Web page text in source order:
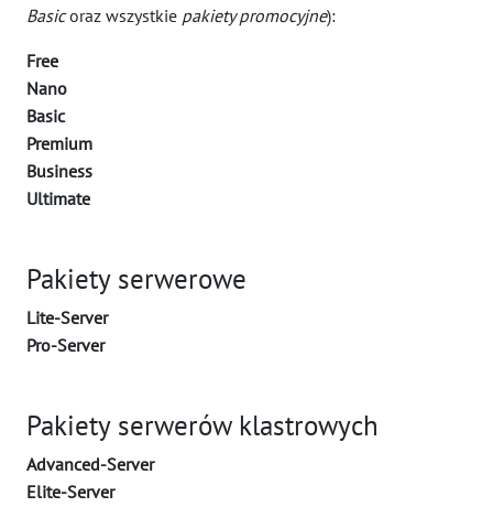
Basicoraz wszystkie pakiety promocyjne):
Free
Nano
Basic
Premium
Business
Ultimate
Pakiety serwerowe
Lite-Server
Pro-Server
Pakiety serwerów klastrowych
Advanced-Server
Elite-Server